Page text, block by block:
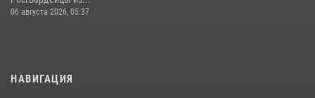
06 августа 2026, 05:37
НАВИГАЦИЯ